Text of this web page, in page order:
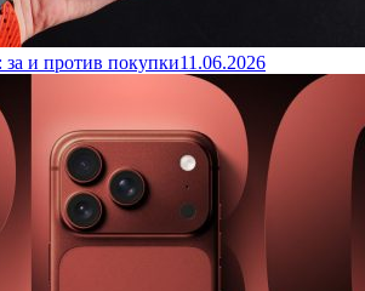
и против покупки11.06.2026